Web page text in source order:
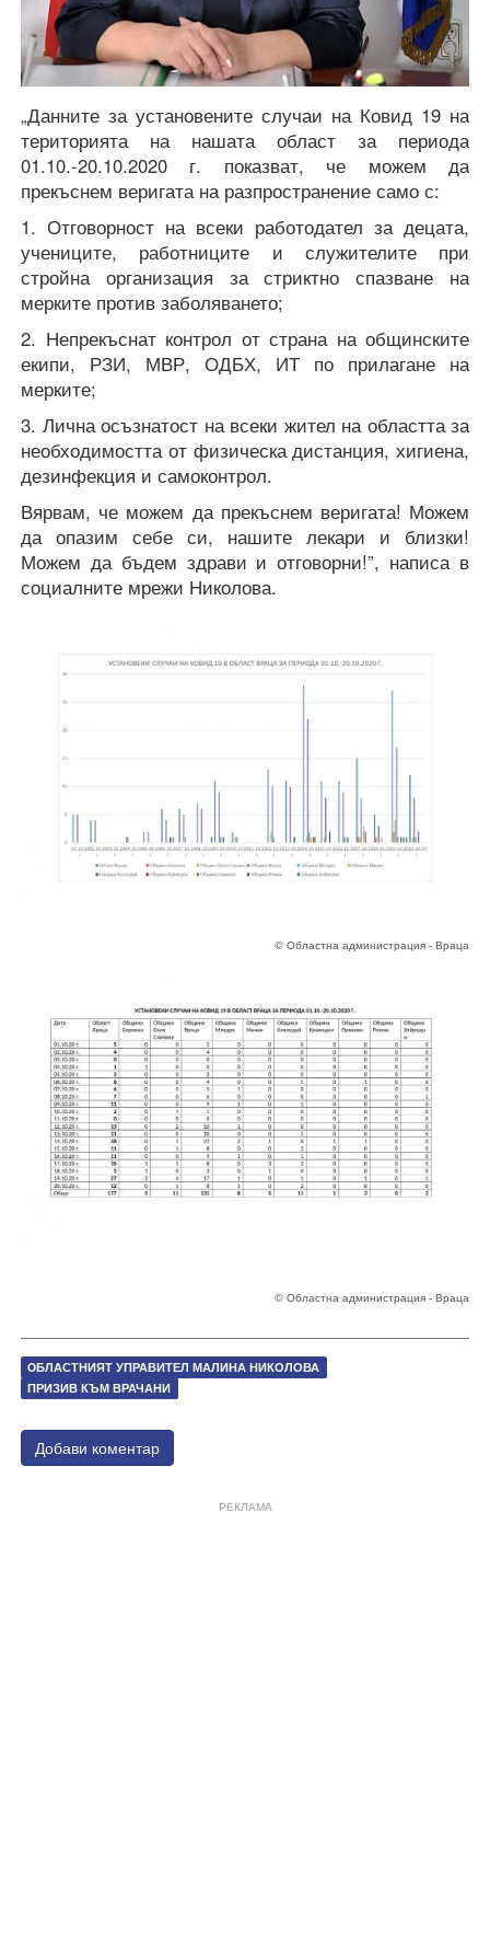
„Данните за установените случаи на Ковид 19 на
територията на нашата област за периода
01.10.-20.10.2020 г. показват, че можем да
прекъснем веригата на разпространение само с:
1. Отговорност на всеки работодател за децата,
учениците, работниците и служителите при
стройна организация за стриктно спазване на
мерките против заболяването;
2. Непрекъснат контрол от страна на общинските
екипи, РЗИ, МВР, ОДБХ, ИТ по прилагане на
мерките;
3. Лична осъзнатост на всеки жител на областта за
необходимостта от физическа дистанция, хигиена,
дезинфекция и самоконтрол.
Вярвам, че можем да прекъснем веригата! Можем
да опазим себе си, нашите лекари и близки!
Можем да бъдем здрави и отговорни!”, написа в
социалните мрежи Николова.
© Областна администрация - Враца
© Областна администрация - Враца
OБЛАСТНИЯТ УПРАВИТЕЛ МАЛИНА НИКОЛОВА
ПРИЗИВ КЪМ ВРАЧАНИ
Добави коментар
РЕКЛАМА